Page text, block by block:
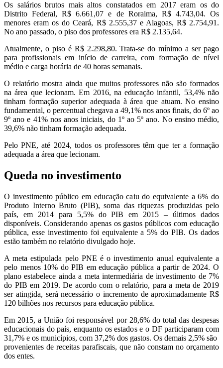
Os salários brutos mais altos constatados em 2017 eram os do
Distrito Federal, R$ 6.661,07 e de Roraima, R$ 4.743,04. Os
menores eram os do Ceará, R$ 2.555,37 e Alagoas, R$ 2.754,91.
No ano passado, o piso dos professores era R$ 2.135,64.
Atualmente, o piso é R$ 2.298,80. Trata-se do mínimo a ser pago
para profissionais em início de carreira, com formação de nível
médio e carga horária de 40 horas semanais.
O relatório mostra ainda que muitos professores não são formados
na área que lecionam. Em 2016, na educação infantil, 53,4% não
tinham formação superior adequada à área que atuam. No ensino
fundamental, o percentual chegava a 49,1% nos anos finais, do 6º ao
9º ano e 41% nos anos iniciais, do 1º ao 5º ano. No ensino médio,
39,6% não tinham formação adequada.
Pelo PNE, até 2024, todos os professores têm que ter a formação
adequada a área que lecionam.
Queda no investimento
O investimento público em educação caiu do equivalente a 6% do
Produto Interno Bruto (PIB), soma das riquezas produzidas pelo
país, em 2014 para 5,5% do PIB em 2015 – últimos dados
disponíveis. Considerando apenas os gastos públicos com educação
pública, esse investimento foi equivalente a 5% do PIB. Os dados
estão também no relatório divulgado hoje.
A meta estipulada pelo PNE é o investimento anual equivalente a
pelo menos 10% do PIB em educação pública a partir de 2024. O
plano estabelece ainda a meta intermediária de investimento de 7%
do PIB em 2019. De acordo com o relatório, para a meta de 2019
ser atingida, será necessário o incremento de aproximadamente R$
120 bilhões nos recursos para educação pública.
Em 2015, a União foi responsável por 28,6% do total das despesas
educacionais do país, enquanto os estados e o DF participaram com
31,7% e os municípios, com 37,2% dos gastos. Os demais 2,5% são
provenientes de receitas parafiscais, que não constam no orçamento
dos entes.